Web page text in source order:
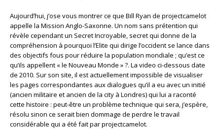
Aujourd’hui, j’ose vous montrer ce que Bill Ryan de projectcamelot
appelle la Mission Anglo-Saxonne. Un nom sans prétention qui
révèle cependant un Secret Incroyable, secret qui donne de la
compréhension à pourquoi l’Elite qui dirige l’occident se lance dans
des objectifs fous pour réduire la population mondiale ; qu’est ce
qu’ils appellent « le Nouveau Monde » ?. La video ci-dessous date
de 2010. Sur son site, il est actuellement impossible de visualiser
les pages correspondantes aux dialogues qu’il a eu avec un initié
(ancien militaire et ancien de la city à Londres) qui lui a raconté
cette histoire : peut-être un problème technique qui sera, j’espère,
résolu sinon ce serait bien dommage de perdre le travail
considérable qui a été fait par projectcamelot.